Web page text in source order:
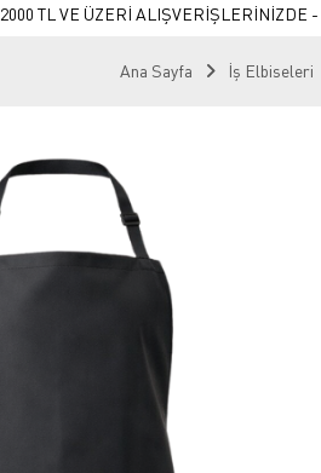
2000 TL VE ÜZERİ ALIŞVERİŞLERİNİZDE -
Ana Sayfa İş Elbiseleri